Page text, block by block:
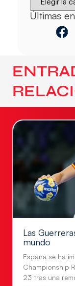
Últimas
Las
mundo
España se ha
Championship
23 tras una